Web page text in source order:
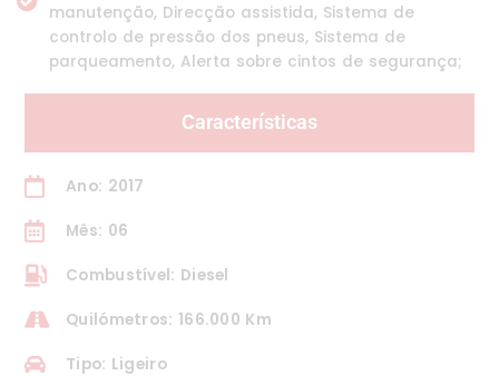
manutenção, Direcção assistida, Sistema de
controlo de pressão dos pneus, Sistema de
parqueamento, Alerta sobre cintos de segurança;
Características
Ano: 2017
Mês: 06
Combustível: Diesel
Quilómetros: 166.000 Km
Tipo: Ligeiro